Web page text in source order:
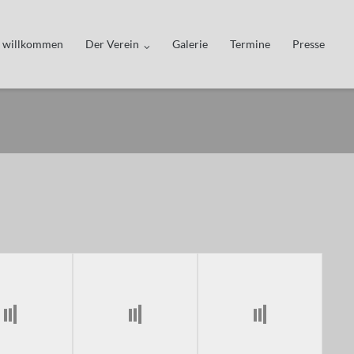
willkommen Der Verein Galerie Termine Presse